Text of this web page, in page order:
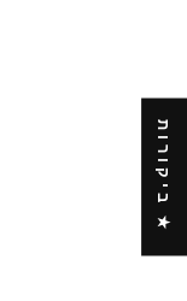
★ ביקורות